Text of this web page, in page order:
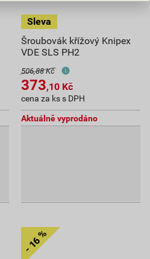
Šroubovák křížový Knipex
VDE SLS PH2
506,88 Kč
373,10 Kč
cena za ks s DPH
Aktuálně vyprodáno